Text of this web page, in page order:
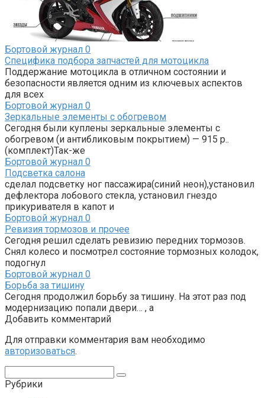
Бортовой журнал 0
Специфика подбора запчастей для мотоцикла
Поддержание мотоцикла в отличном состоянии и
безопасности является одним из ключевых аспектов
для всех
Бортовой журнал 0
Зеркальные элементы с обогревом
Сегодня были куплены зеркальные элементы с
обогревом (и антибликовым покрытием) — 915 р..
(комплект)Так-же
Бортовой журнал 0
Подсветка салона
сделал подсветку ног пассажира(синий неон),установил
дефлектора лобового стекла, установил гнездо
прикуривателя в капот и
Бортовой журнал 0
Ревизия тормозов и прочее
Сегодня решил сделать ревизию передних тормозов.
Снял колесо и посмотрел состояние тормозных колодок,
подогнул
Бортовой журнал 0
Борьба за тишину
Сегодня продолжил борьбу за тишину. На этот раз под
модернизацию попали двери… , а
Добавить комментарий
Для отправки комментария вам необходимо
авторизоваться.
Рубрики